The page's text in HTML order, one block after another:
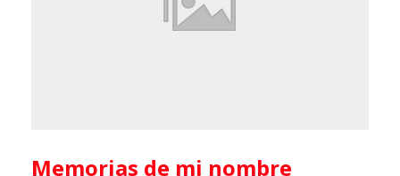
Memorias de mi nombre